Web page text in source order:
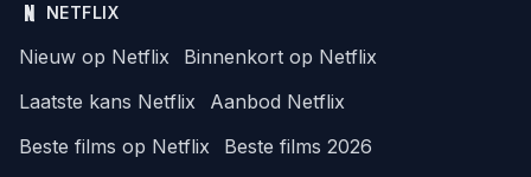
NETFLIX
Nieuw op Netflix
Binnenkort op Netflix
Laatste kans Netflix
Aanbod Netflix
Beste films op Netflix
Beste films 2026